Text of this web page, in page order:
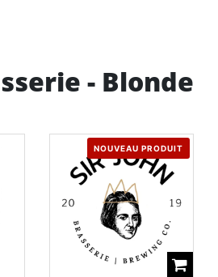
- Blonde
NOUVEAU PRODUIT